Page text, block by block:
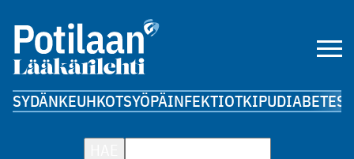
SYDÄNKEUHKOTSYÖPÄINFEKTIOTKIPUDIABETES